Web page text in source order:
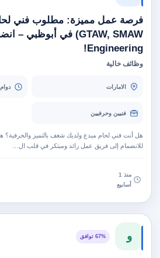
Engineering!
وظائف خالية
الامارات
فنيين وحرفيين
هل أنت فني لحام مبدع ولديك شغف بالتميز
للانضمام إلى فريق عمل رائد ومبتكر في قلب ال…
منذ 1
أسابيع
و 67% توافق